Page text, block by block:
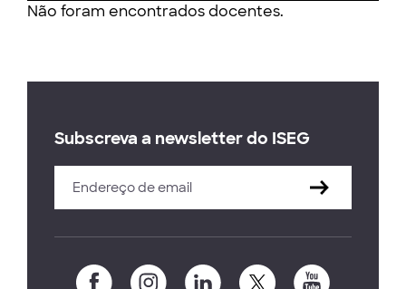
Não foram encontrados docentes.
Subscreva a newsletter do ISEG